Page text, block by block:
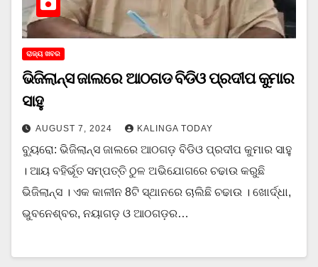
ରାଜ୍ୟ ଖବର
ଭିଜିଲାନ୍ସ ଜାଲରେ ଆଠଗଡ ବିଡିଓ ପ୍ରଦୀପ କୁମାର
ସାହୁ
AUGUST 7, 2024 KALINGA TODAY
ବ୍ୟୁରୋ: ଭିଜିଲାନ୍ସ ଜାଲରେ ଆଠଗଡ଼ ବିଡିଓ ପ୍ରଦୀପ କୁମାର ସାହୁ
। ଆୟ ବହିର୍ଭୂତ ସମ୍ପତ୍ତି ଠୁଳ ଅଭିଯୋଗରେ ଚଢାଉ କରୁଛି
ଭିଜିଲାନ୍ସ । ଏକ କାଳୀନ 8ଟି ସ୍ଥାନରେ ଚାଲିଛି ଚଢାଉ । ଖୋର୍ଦ୍ଧା,
ଭୁବନେଶ୍ବର, ନୟାଗଡ଼ ଓ ଆଠଗଡ଼ର…